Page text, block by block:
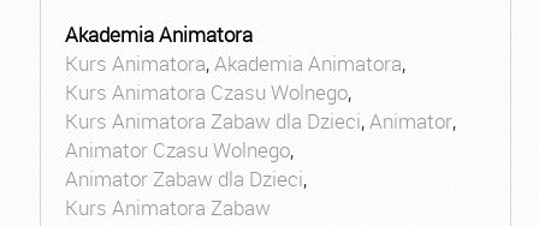
Akademia Animatora
Kurs Animatora,Akademia Animatora,
Kurs Animatora Czasu Wolnego,
Kurs Animatora Zabaw dla Dzieci,Animator,
Animator Czasu Wolnego,
Animator Zabaw dla Dzieci,
Kurs Animatora Zabaw